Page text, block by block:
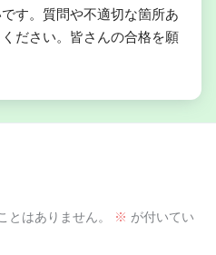
す。質問や不適切な箇所あ
ださい。皆さんの合格を願
とはありません。 ※ が付いてい